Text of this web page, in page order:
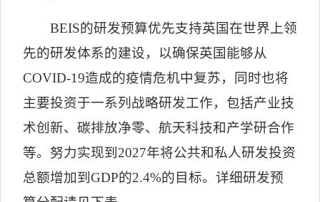
BEIS的研发预算优先支持英国在世界上领
先的研发体系的建设，以确保英国能够从
COVID-19造成的疫情危机中复苏，同时也将
主要投资于一系列战略研发工作，包括产业技
术创新、碳排放净零、航天科技和产学研合作
等。努力实现到 2027年将公共和私人研发投资
总额增加到GDP的2.4%的目标。详细研发预